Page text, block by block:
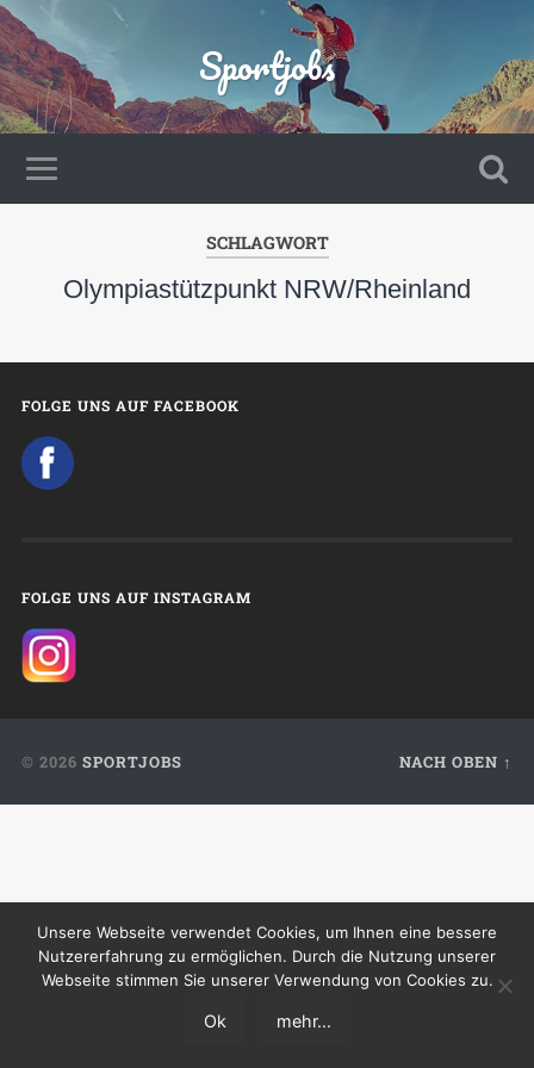
Sportjobs
SCHLAGWORT
Olympiastützpunkt NRW/Rheinland
FOLGE UNS AUF FACEBOOK
FOLGE UNS AUF INSTAGRAM
© 2026 SPORTJOBS NACH OBEN ↑
Unsere Webseite verwendet Cookies, um Ihnen eine bessere
Nutzererfahrung zu ermöglichen. Durch die Nutzung unserer
Webseite stimmen Sie unserer Verwendung von Cookies zu.
Ok mehr...